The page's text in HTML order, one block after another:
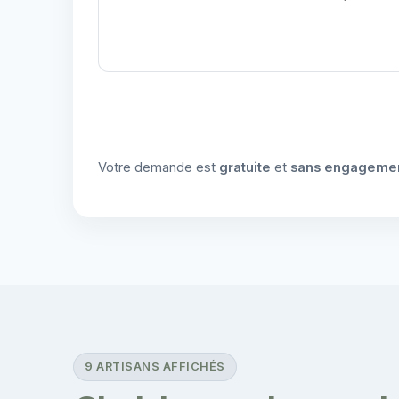
Votre demande est gratuite et sans
9 ARTISANS AFFICHÉS